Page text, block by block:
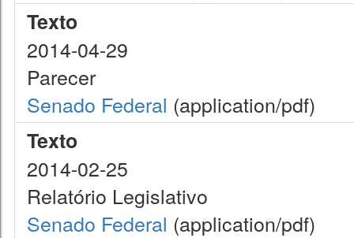
Texto
2014-04-29
Parecer
Senado Federal (application/pdf)
Texto
2014-02-25
Relatório Legislativo
Senado Federal (application/pdf)